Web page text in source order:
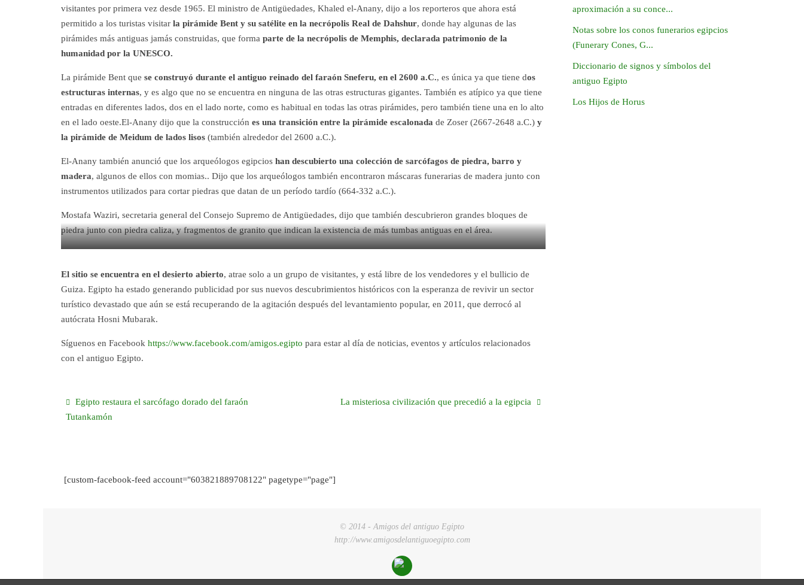
visitantes por primera vez desde 1965. El ministro de Antigüedades, Khaled el-Anany, dijo a los reporteros que ahora está
permitido a los turistas visitar la pirámide Bent y su satélite en la necrópolis Real de Dahshur, donde hay algunas de las
pirámides más antiguas jamás construidas, que forma parte de la necrópolis de Memphis, declarada patrimonio de la
humanidad por la UNESCO.
La pirámide Bent que se construyó durante el antiguo reinado del faraón Sneferu, en el 2600 a.C., es única ya que tiene dos
estructuras internas, y es algo que no se encuentra en ninguna de las otras estructuras gigantes. También es atípico ya que tiene
entradas en diferentes lados, dos en el lado norte, como es habitual en todas las otras pirámides, pero también tiene una en lo alto
en el lado oeste.El-Anany dijo que la construcción es una transición entre la pirámide escalonada de Zoser (2667-2648 a.C.) y
la pirámide de Meidum de lados lisos (también alrededor del 2600 a.C.).
El-Anany también anunció que los arqueólogos egipcios han descubierto una colección de sarcófagos de piedra, barro y
madera, algunos de ellos con momias.. Dijo que los arqueólogos también encontraron máscaras funerarias de madera junto con
instrumentos utilizados para cortar piedras que datan de un período tardío (664-332 a.C.).
Mostafa Waziri, secretaria general del Consejo Supremo de Antigüedades, dijo que también descubrieron grandes bloques de
piedra junto con piedra caliza, y fragmentos de granito que indican la existencia de más tumbas antiguas en el área.
El sitio se encuentra en el desierto abierto, atrae solo a un grupo de visitantes, y está libre de los vendedores y el bullicio de
Guiza. Egipto ha estado generando publicidad por sus nuevos descubrimientos históricos con la esperanza de revivir un sector
turístico devastado que aún se está recuperando de la agitación después del levantamiento popular, en 2011, que derrocó al
autócrata Hosni Mubarak.
Síguenos en Facebook https://www.facebook.com/amigos.egipto para estar al día de noticias, eventos y artículos relacionados
con el antiguo Egipto.
Egipto restaura el sarcófago dorado del faraón
Tutankamón
La misteriosa civilización que precedió a la egipcia
aproximación a su conce...
Notas sobre los conos funerarios egipcios
(Funerary Cones, G...
Diccionario de signos y símbolos del
antiguo Egipto
Los Hijos de Horus
[custom-facebook-feed account="603821889708122" pagetype="page"]
© 2014 - Amigos del antiguo Egipto
http://www.amigosdelantiguoegipto.com